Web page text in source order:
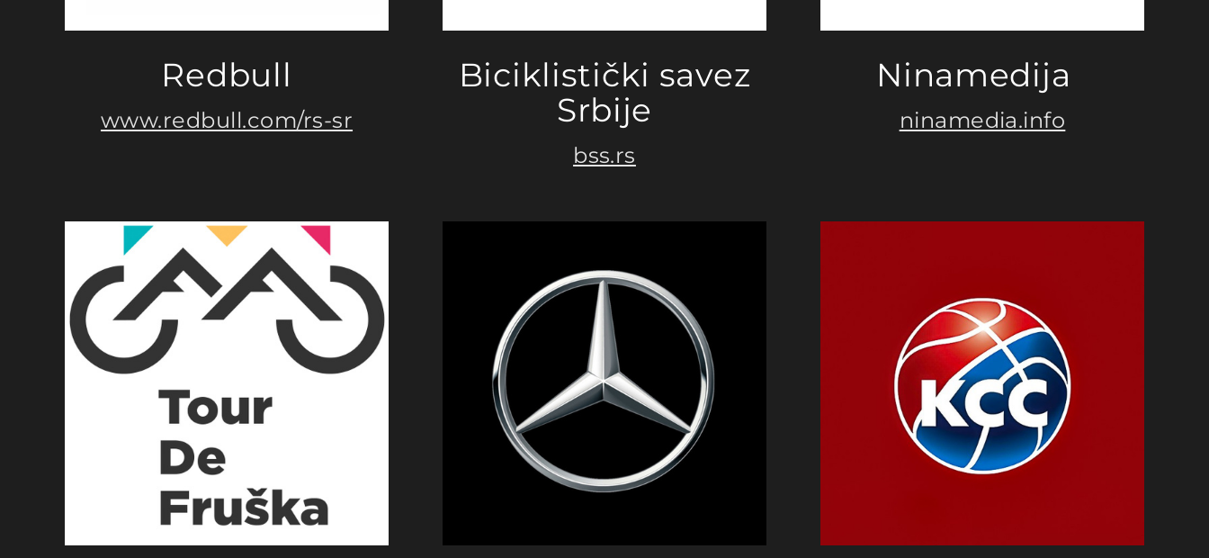
Redbull
www.redbull.com/rs-sr
Biciklistički savez
Srbije
bss.rs
Ninamedija
ninamedia.info